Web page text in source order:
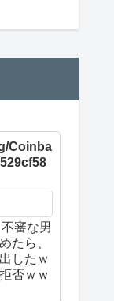
Coinba
審な男
たら、
したｗ
否ｗｗ